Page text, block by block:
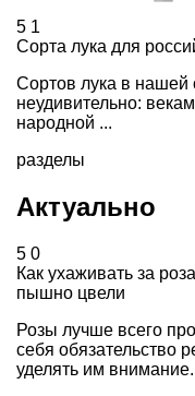
5 1
Сорта лука для
Сортов лука в нашей
неудивительно:
народной ...
разделы
Актуально
5 0
Как ухаживать за
пышно цвели
Розы лучше всего
себя обязательство
уделять им